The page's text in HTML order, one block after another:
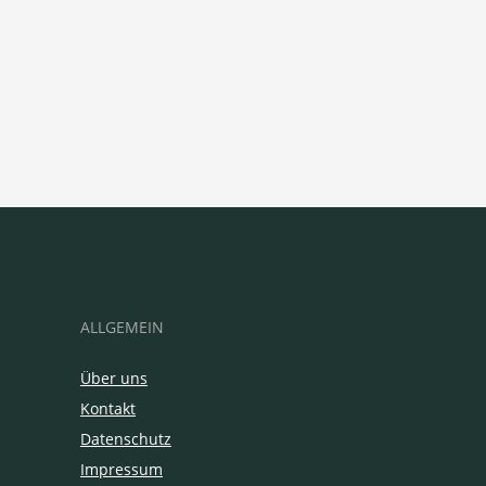
ALLGEMEIN
Über uns
Kontakt
Datenschutz
Impressum